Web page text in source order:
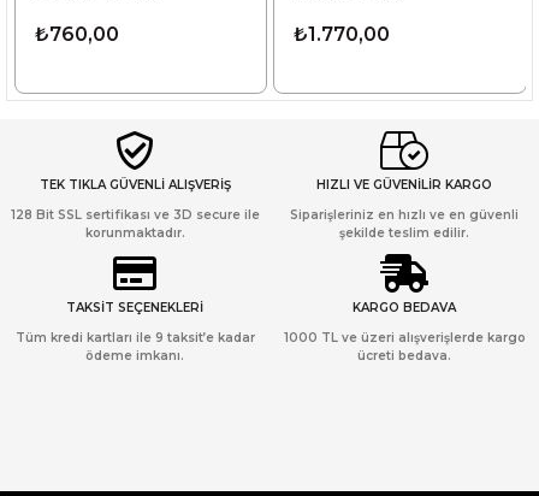
TEK TIKLA GÜVENLİ ALIŞVERİŞ
128 Bit SSL sertifikası ve 3D secure ile
korunmaktadır.
HIZLI VE GÜVENİLİR KARGO
Siparişleriniz en hızlı ve en güvenli
şekilde teslim edilir.
TAKSİT SEÇENEKLERİ
Tüm kredi kartları ile 9 taksit’e kadar
ödeme imkanı.
KARGO BEDAVA
1000 TL ve üzeri alışverişlerde kargo
ücreti bedava.